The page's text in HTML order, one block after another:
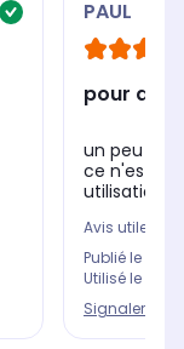
PAUL
pour des
un peu
ce n'est
utilisation
Avis utile ?
Publié le
Utilisé le
Signaler un